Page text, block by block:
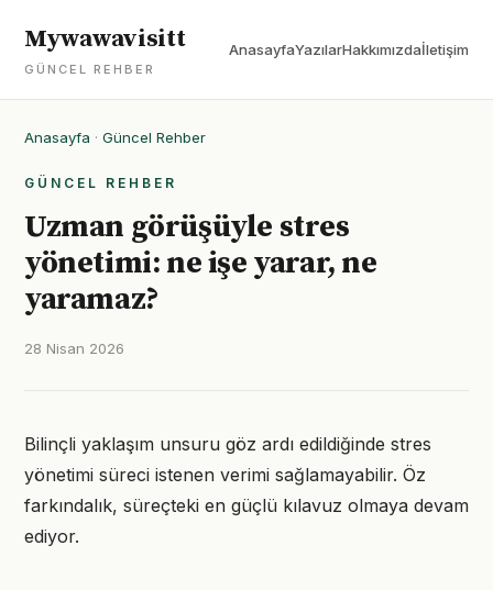
Mywawavisitt
GÜNCEL REHBER
AnasayfaYazılarHakkımızdaİletişim
Anasayfa · Güncel Rehber
GÜNCEL REHBER
Uzman görüşüyle stres
yönetimi: ne işe yarar, ne
yaramaz?
28 Nisan 2026
Bilinçli yaklaşım unsuru göz ardı edildiğinde stres
yönetimi süreci istenen verimi sağlamayabilir. Öz
farkındalık, süreçteki en güçlü kılavuz olmaya devam
ediyor.